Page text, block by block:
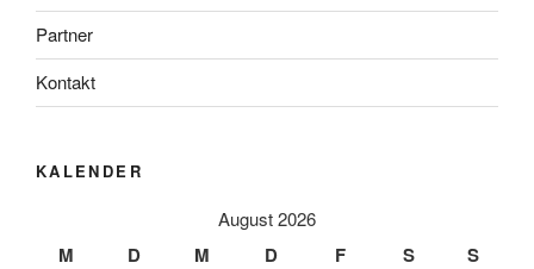
Partner
Kontakt
KALENDER
August 2026
M D M D F S S